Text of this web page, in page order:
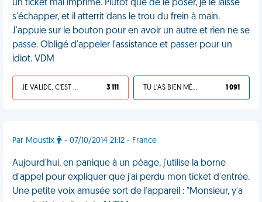
un ticket mal imprimé. Plutôt que de le poser, je le laisse
s'échapper, et il atterrit dans le trou du frein à main.
J'appuie sur le bouton pour en avoir un autre et rien ne se
passe. Obligé d'appeler l'assistance et passer pour un
idiot. VDM
JE VALIDE, C'EST UNE VDM 3 111 TU L'AS BIEN MÉRITÉ 1 091
Par Moustix - 07/10/2014 21:12 - France
Aujourd'hui, en panique à un péage, j'utilise la borne
d'appel pour expliquer que j'ai perdu mon ticket d'entrée.
Une petite voix amusée sort de l'appareil : "Monsieur, y'a